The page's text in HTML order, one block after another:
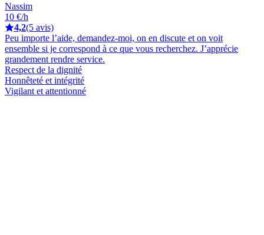
Nassim
10 €/h
4,2(5 avis)
Peu importe l’aide, demandez-moi, on en discute et on voit
ensemble si je correspond à ce que vous recherchez. J’apprécie
grandement rendre service.
Respect de la dignité
Honnêteté et intégrité
Vigilant et attentionné